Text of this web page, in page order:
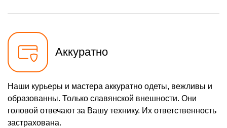
Аккуратно
Наши курьеры и мастера аккуратно одеты, вежливы и
образованны. Только славянской внешности. Они
головой отвечают за Вашу технику. Их ответственность
застрахована.